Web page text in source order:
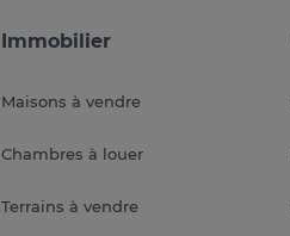
Immobilier
Maisons à vendre
Chambres à louer
Terrains à vendre